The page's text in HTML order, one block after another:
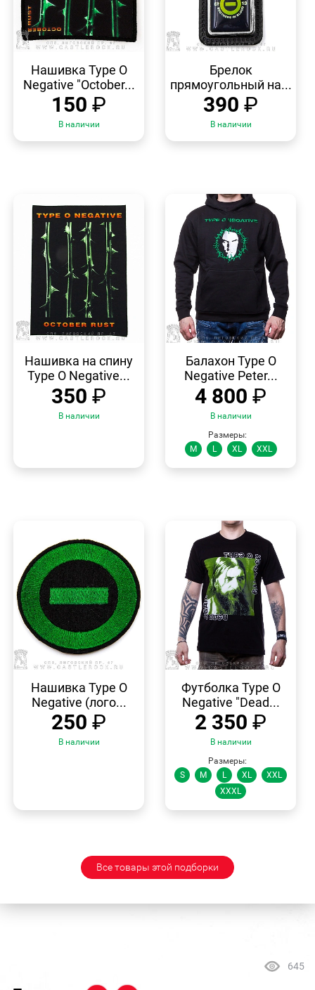
ПРОСМОТР
Нашивка Type O
Negative "October...
150 ₽
В наличии
Брелок
прямоугольный на...
390 ₽
В наличии
ПРОСМОТР
Нашивка на спину
Type O Negative...
350 ₽
В наличии
ПРОСМОТР
Балахон Type O
Negative Peter...
4 800 ₽
В наличии
Размеры:
M
L XL XXL
ПРОСМОТР
Нашивка Type O
Negative (лого...
250 ₽
В наличии
ПРОСМОТР
Футболка Type O
Negative "Dead...
2 350 ₽
В наличии
Размеры:
S
M L XL
XXL
XXXL
Все товары этой подборки
645